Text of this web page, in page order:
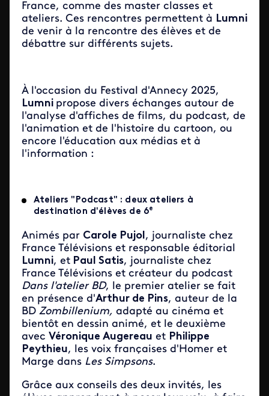
France, comme des master classes et
ateliers. Ces rencontres permettent à Lumni
de venir à la rencontre des élèves et de
débattre sur différents sujets.
À l'occasion du Festival d'Annecy 2025,
Lumni propose divers échanges autour de
l'analyse d'affiches de films, du podcast, de
l'animation et de l'histoire du cartoon, ou
encore l'éducation aux médias et à
l'information :
Ateliers "Podcast" : deux ateliers à
destination d'élèves de 6e
Animés par Carole Pujol, journaliste chez
France Télévisions et responsable éditorial
Lumni, et Paul Satis, journaliste chez
France Télévisions et créateur du podcast
Dans l'atelier BD, le premier atelier se fait
en présence d'Arthur de Pins, auteur de la
BD Zombillenium, adapté au cinéma et
bientôt en dessin animé, et le deuxième
avec Véronique Augereau et Philippe
Peythieu, les voix françaises d'Homer et
Marge dans Les Simpsons.
Grâce aux conseils des deux invités, les